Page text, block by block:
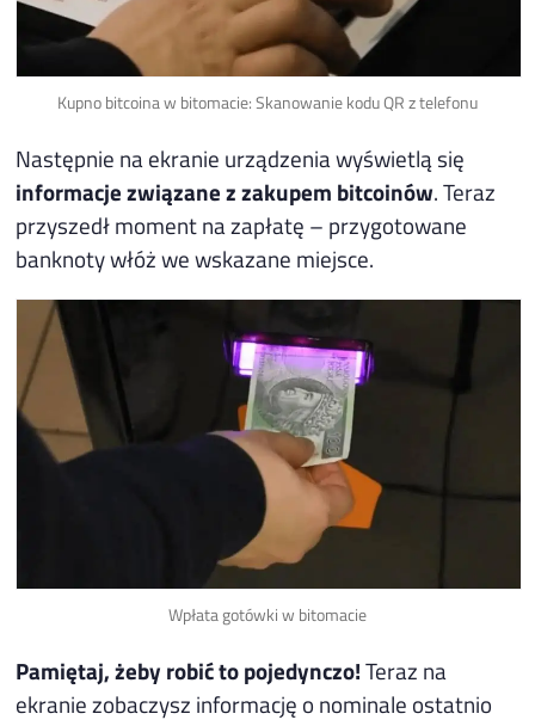
Kupno bitcoina w bitomacie: Skanowanie kodu QR z telefonu
Następnie na ekranie urządzenia wyświetlą się
informacje związane z zakupem bitcoinów. Teraz
przyszedł moment na zapłatę – przygotowane
banknoty włóż we wskazane miejsce.
Wpłata gotówki w bitomacie
Pamiętaj, żeby robić to pojedynczo!Teraz na
ekranie zobaczysz informację o nominale ostatnio